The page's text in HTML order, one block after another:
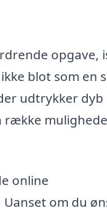
opgave,
blot som en
udtrykker dyb
række
online
om du